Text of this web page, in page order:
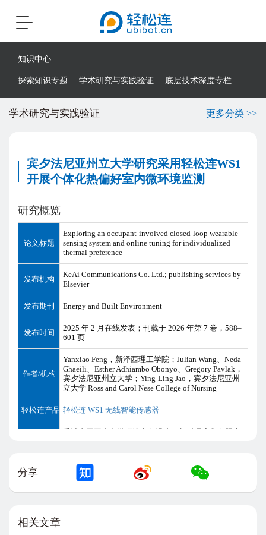
Toggle
知识中心
探索知识专题 学术研究与实践验证 底层技术深度专栏
学术研究与实践验证 更多分类 >>
宾夕法尼亚州立大学研究采用轻松连WS1
开展个体化热偏好室内微环境监测
研究概览
论文标题
Exploring an occupant-involved closed-loop wearable
sensing system and online tuning for individualized
thermal preference
发布机构
KeAi Communications Co. Ltd.; publishing services by
Elsevier
发布期刊 Energy and Built Environment
发布时间
2025 年 2 月在线发表；刊载于 2026 年第 7 卷，588–
601 页
作者/机构
Yanxiao Feng，新泽西理工学院；Julian Wang、Neda
Ghaeili、Esther Adhiambo Obonyo、Gregory Pavlak，
宾夕法尼亚州立大学；Ying-Ling Jao，宾夕法尼亚州
立大学 Ross and Carol Nese College of Nursing
轻松连产品 轻松连 WS1 无线智能传感器
受试者周围室内微环境空气温度、相对湿度和光照水
采样频率
论文未明确说明轻松连原始记录间隔。用于告警触发
时，服务器比较连续两个 4 分钟时间段的变量平均值
变化。
研究周期
分享
相关文章